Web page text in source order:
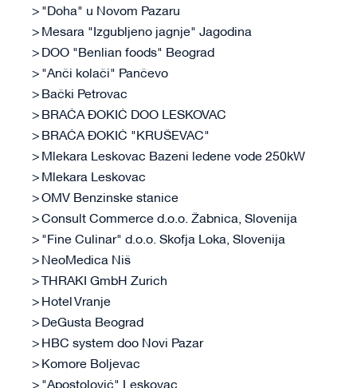
"Doha" u Novom Pazaru
Mesara "Izgubljeno jagnje" Jagodina
DOO "Benlian foods" Beograd
"Anči kolači" Pančevo
Bački Petrovac
BRAĆA ĐOKIĆ DOO LESKOVAC
BRAĆA ĐOKIĆ "KRUŠEVAC"
Mlekara Leskovac Bazeni ledene vode 250kW
Mlekara Leskovac
OMV Benzinske stanice
Consult Commerce d.o.o. Žabnica, Slovenija
"Fine Culinar" d.o.o. Skofja Loka, Slovenija
NeoMedica Niš
THRAKI GmbH Zurich
Hotel Vranje
DeGusta Beograd
HBC system doo Novi Pazar
Komore Boljevac